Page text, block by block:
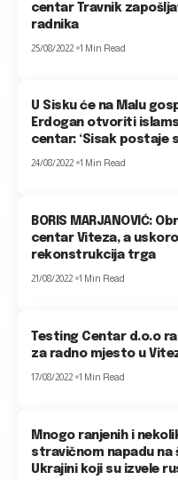
centar Travnik
radnika
25/08/2022 1 Min Read
U Sisku će na Malu
Erdogan otvoriti
centar: ‘Sisak postaje
24/08/2022 1 Min Read
BORIS MARJANOVIĆ:
centar Viteza, a
rekonstrukcija trga
21/08/2022 1 Min Read
Testing Centar d.o.o
za radno mjesto u
17/08/2022 1 Min Read
Mnogo ranjenih i
stravičnom napadu na
Ukrajini koji su izvele